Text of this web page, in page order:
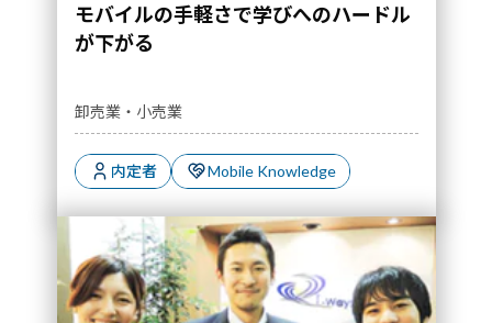
モバイルの手軽さで学びへのハードル
が下がる
卸売業・小売業
内定者 Mobile Knowledge